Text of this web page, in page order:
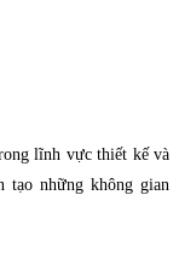
lĩnh vực thiết kế và
tạo những không gian